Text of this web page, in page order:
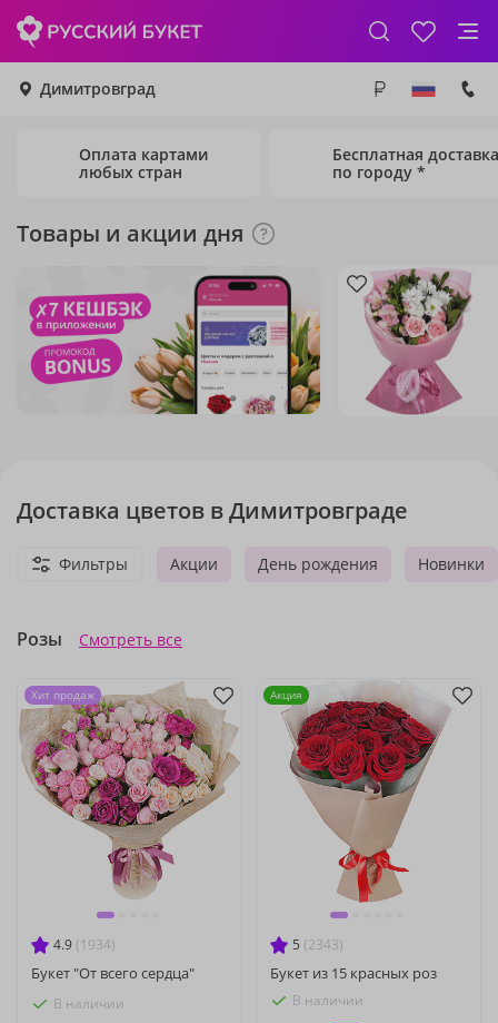
Димитровград
Оплата картами
любых стран
Бесплатная доставка
по городу *
Товары и акции дня
Доставка цветов в Димитровграде
Акции День рождения Новинки
Фильтры
Розы Смотреть все
4.9 (1934)
Букет "От всего сердца"
В наличии
Хит продаж
5 (2343)
Букет из 15 красных роз
В наличии
Акция